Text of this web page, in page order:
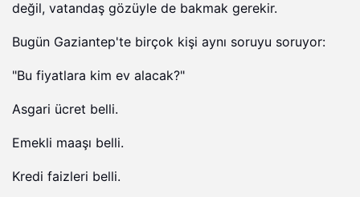
değil, vatandaş gözüyle de bakmak gerekir.
Bugün Gaziantep'te birçok kişi aynı soruyu soruyor:
"Bu fiyatlara kim ev alacak?"
Asgari ücret belli.
Emekli maaşı belli.
Kredi faizleri belli.